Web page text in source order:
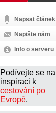
Napsat článek
Napište nám
Info o serveru
Podívejte se na
inspiraci k
cestování po
Evropě.